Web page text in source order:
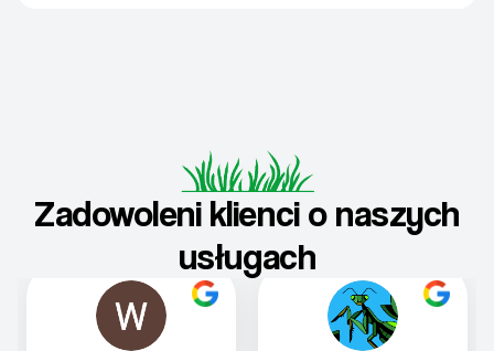
Zadowoleni klienci o naszych
usługach